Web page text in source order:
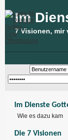
Im
7 Visionen, mir
Im Dienste
Wie es dazu kam
Die 7 Visionen